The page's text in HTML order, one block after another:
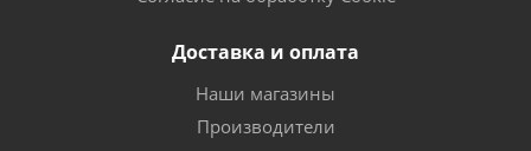
Доставка и оплата
Наши магазины
Производители